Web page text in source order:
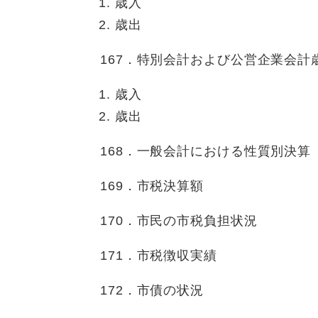
歳入
歳出
167．特別会計および公営企業会計
歳入
歳出
168．一般会計における性質別決算
169．市税決算額
170．市民の市税負担状況
171．市税徴収実績
172．市債の状況